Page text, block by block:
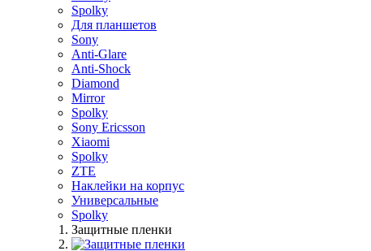
Spolky
Для планшетов
Sony
Anti-Glare
Anti-Shock
Diamond
Mirror
Spolky
Sony Ericsson
Xiaomi
Spolky
ZTE
Наклейки на корпус
Универсальные
Spolky
Защитные пленки